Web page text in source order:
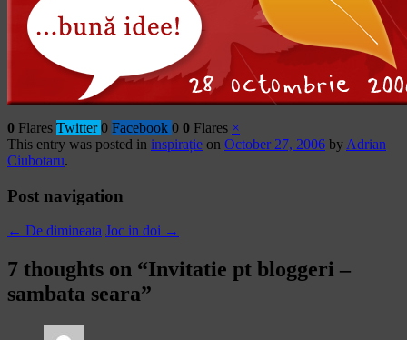
0 Flares Twitter 0 Facebook 0 0 Flares ×
This entry was posted in inspirație on October 27, 2006 by Adrian
Ciubotaru.
Post navigation
← De dimineata Joc in doi →
7 thoughts on “Invitatie pt bloggeri –
sambata seara”